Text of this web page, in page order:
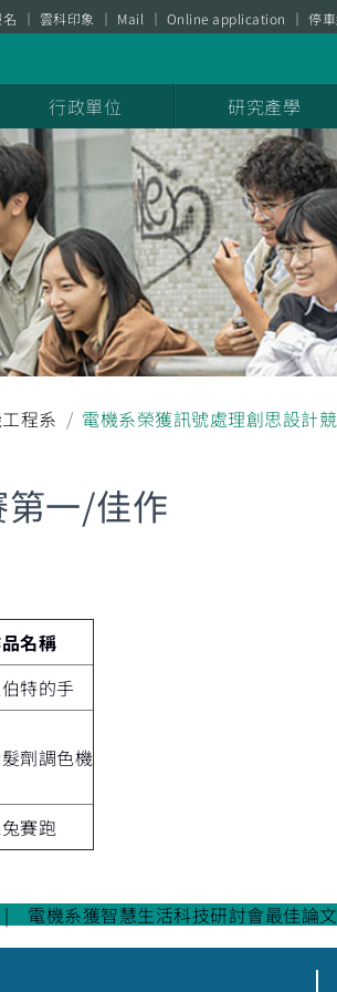
雲科印象 Mail Online application 停
行政單位 研究產學
程系 電機系榮獲訊號處理創思設計
一/佳作
名稱
特的手
劑調色機
賽跑
電機系獲智慧生活科技研討會最佳論